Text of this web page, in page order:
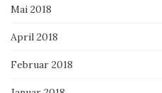
Mai 2018
April 2018
Februar 2018